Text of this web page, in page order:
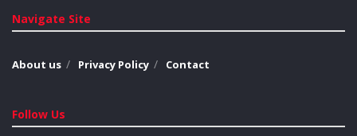
Navigate Site
About us Privacy Policy Contact
Follow Us